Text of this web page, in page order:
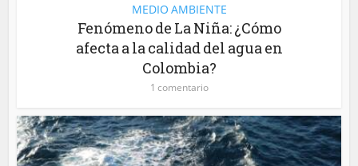
MEDIO AMBIENTE
Fenómeno de La Niña: ¿Cómo
afecta a la calidad del agua en
Colombia?
1 comentario